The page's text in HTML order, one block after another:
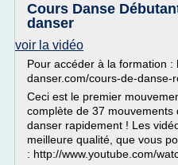
Cours Danse
danser
voir la vidéo
Pour accéder à la formation :
danser.com/cours-de-danse-
Ceci est le premier
complète de 37
danser rapidement ! Les
meilleure qualité, que vous
: http://www.youtube.com/